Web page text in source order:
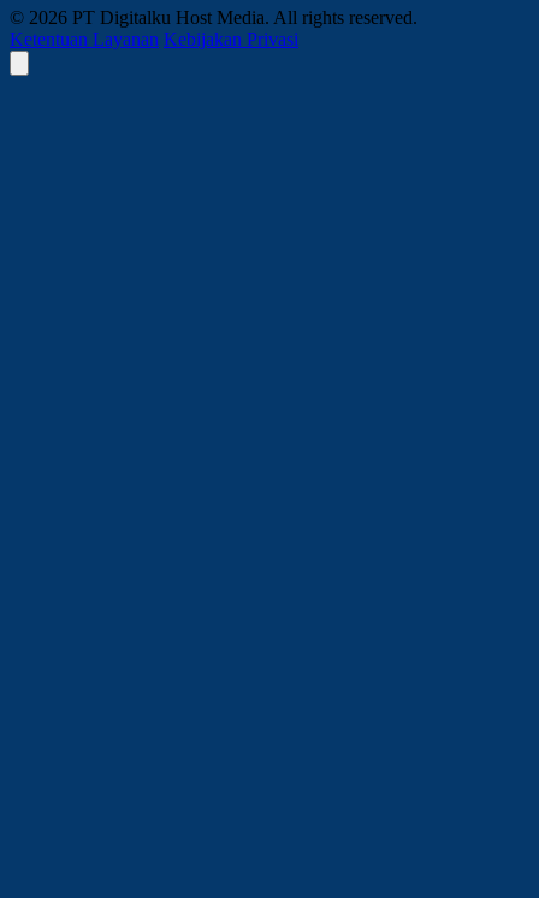
© 2026 PT Digitalku Host Media. All rights reserved.
Ketentuan Layanan Kebijakan Privasi